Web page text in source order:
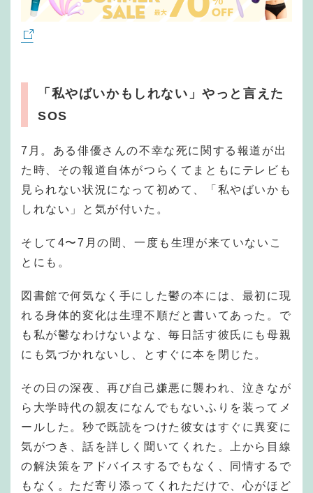
「私やばいかもしれない」やっと言えた
SOS
7月。ある俳優さんの不幸な死に関する報道が出
た時、その報道自体がつらくてまともにテレビも
見られない状況になって初めて、「私やばいかも
しれない」と気が付いた。
そして4〜7月の間、一度も生理が来ていないこ
とにも。
図書館で何気なく手にした鬱の本には、最初に現
れる身体的変化は生理不順だと書いてあった。で
も私が鬱なわけないよな、毎日話す彼氏にも母親
にも気づかれないし、とすぐに本を閉じた。
その日の深夜、再び自己嫌悪に襲われ、泣きなが
ら大学時代の親友になんでもないふりを装ってメ
ールした。秒で既読をつけた彼女はすぐに異変に
気がつき、話を詳しく聞いてくれた。上から目線
の解決策をアドバイスするでもなく、同情するで
もなく。ただ寄り添ってくれただけで、心がほど